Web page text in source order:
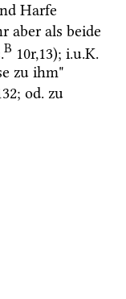
Harfe
aber als beide
B 10r,13); i.u.K.
od.